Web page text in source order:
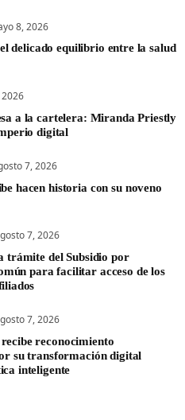
8, 2026
delicado equilibrio entre la salud
a la cartelera: Miranda Priestly
digital
7, 2026
hacen historia con su noveno
7, 2026
trámite del Subsidio por
para facilitar acceso de los
7, 2026
reconocimiento
su transformación digital
inteligente